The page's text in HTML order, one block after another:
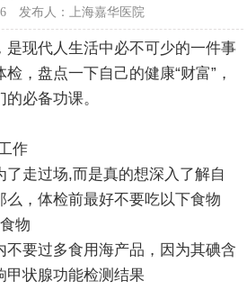
发布人：上海嘉华医院
现代人生活中必不可少的一件事
，盘点一下自己的健康“财富”，
必备功课。
作
走过场,而是真的想深入了解自
么，体检前最好不要吃以下食物
物
要过多食用海产品，因为其碘含
甲状腺功能检测结果